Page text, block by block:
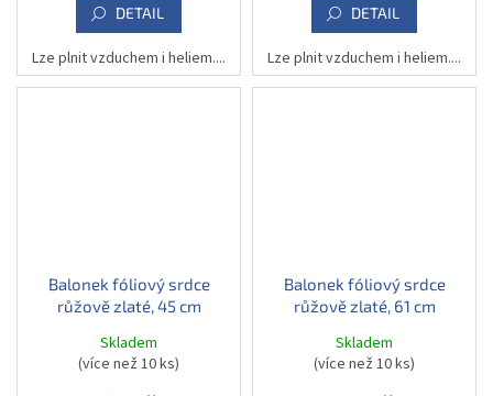
DETAIL
Lze plnit vzduchem i heliem....
DETAIL
Lze plnit vzduchem i heliem....
Balonek fóliový srdce
růžově zlaté, 45 cm
Skladem
(více než 10 ks)
Balonek fóliový srdce
růžově zlaté, 61 cm
Skladem
(více než 10 ks)